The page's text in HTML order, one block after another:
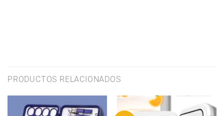
PRODUCTOS RELACIONADOS